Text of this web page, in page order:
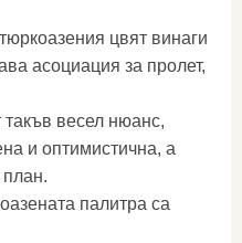
цвят винаги
асоциация за пролет,
весел нюанс,
и оптимистична, а
план.
палитра са